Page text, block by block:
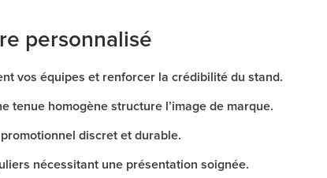
personnalisé
vos équipes et renforcer la crédibilité du stand.
tenue homogène structure l’image de marque.
discret et durable.
nécessitant une présentation soignée.